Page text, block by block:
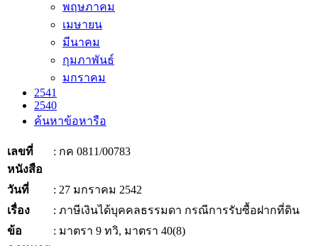
พฤษภาคม
เมษายน
มีนาคม
กุมภาพันธ์
มกราคม
2541
2540
ค้นหาข้อหารือ
เลขที่
หนังสือ
: กค 0811/00783
วันที่
: 27 มกราคม 2542
เรื่อง
: ภาษีเงินได้บุคคลธรรมดา กรณีการรับซื้อฝากที่ดิน
ข้อ
: มาตรา 9 ทวิ, มาตรา 40(8)